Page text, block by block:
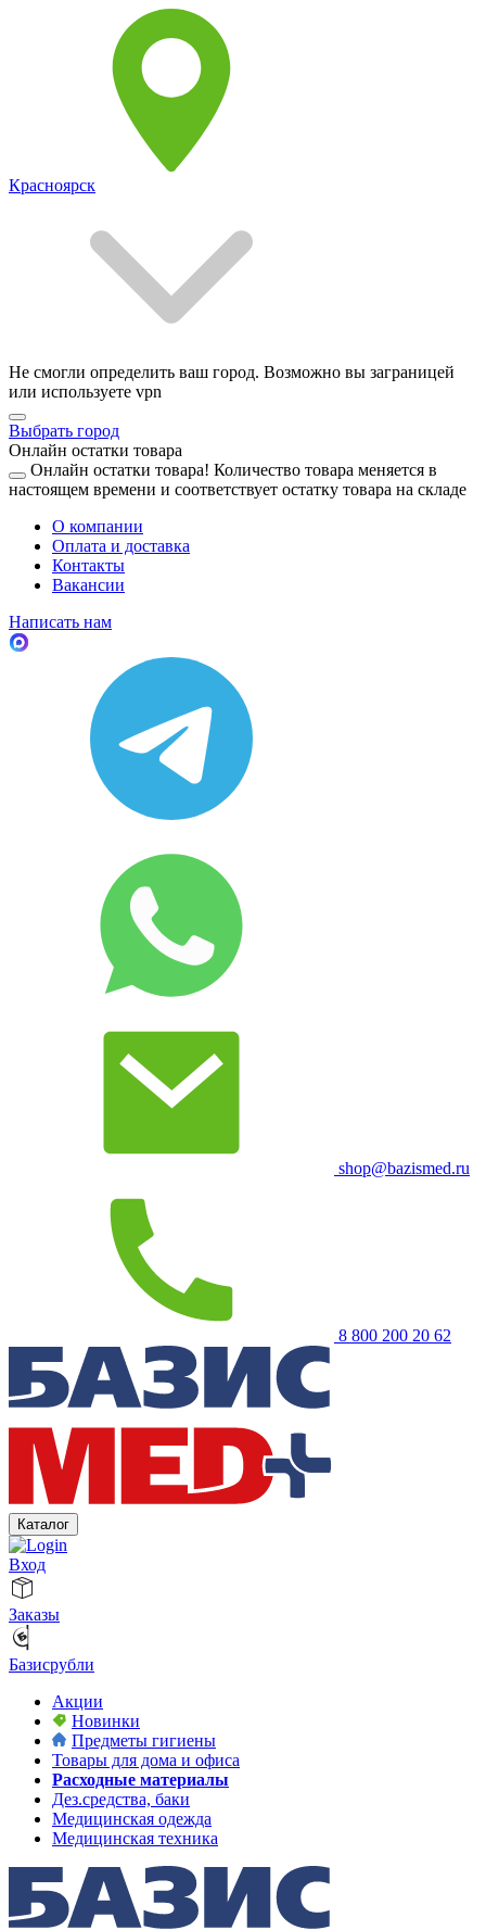
Красноярск
Не смогли определить ваш город. Возможно вы заграницей
или используете vpn
Выбрать город
Онлайн остатки товара
Онлайн остатки товара! Количество товара меняется в
настоящем времени и соответствует остатку товара на складе
О компании
Оплата и доставка
Контакты
Вакансии
Написать нам
shop@bazismed.ru
8 800 200 20 62
Каталог
Вход
Заказы
Базисрубли
Акции
Новинки
Предметы гигиены
Товары для дома и офиса
Расходные материалы
Дез.средства, баки
Медицинская одежда
Медицинская техника